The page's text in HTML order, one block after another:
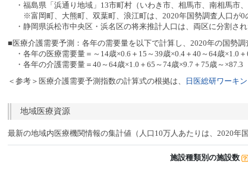
・福島県「浜通り地域」13市町村（いわき市、相馬市、南相馬市
※富岡町、大熊町、双葉町、浪江町は、2020年国勢調査人口が0
・静岡県浜松市中央区・浜名区の将来推計人口は、両区に分割さ
■医療介護需要予測：各年の需要量を以下で計算し、2020年の国勢
・各年の医療需要量＝～14歳×0.6＋15～39歳×0.4＋40～64歳×1.0
・各年の介護需要量＝40～64歳×1.0＋65～74歳×9.7＋75歳～×87.3
＜参考＞医療介護需要予測指数の計算式の根拠は、
日医総研ワーキ
地域医療資源
最新の地域内医療機関情報の集計値（人口10万人あたりは、2020年
施設種類別の施設数